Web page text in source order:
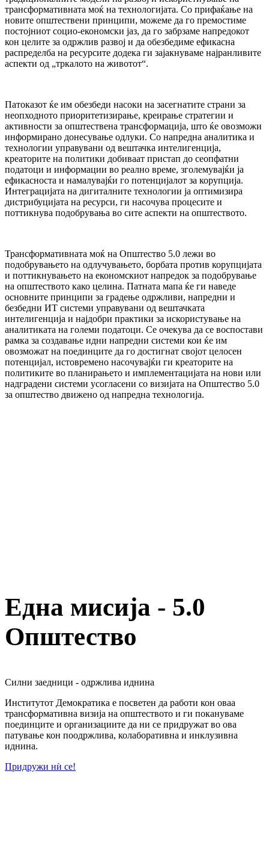
трансформативната моќ на технологијата. Со прифаќање на
новите општествени принципи, можеме да го премостиме
постојниот социо-економски јаз, да го забрзаме напредокот
кон целите за одржлив развој и да обезбедиме ефикасна
распределба на ресурсите додека ги зајакнуваме најранливите
аспекти од „тркалото на животот“.
Патоказот ќе им обезбеди насоки на засегнатите страни за
неопходното приоритетизирање, креирање стратегии и
активности за општествена трансформација, што ќе овозможи
информирано донесување одлуки. Со напредна аналитика и
технологии управувани од вештачка интелигенција,
креаторите на политики добиваат пристап до сеопфатни
податоци и информации во реално време, зголемувајќи ја
ефикасноста и намалувајќи го потенцијалот за корупција.
Интеграцијата на дигиталните технологии ја оптимизира
дистрибуцијата на ресурси, ги насочува процесите и
поттикнува подобрувања во сите аспекти на општеството.
Трансформативната моќ на Општество 5.0 лежи во
подобрувањето на одлучувањето, борбата против корупцијата
и поттикнувањето на економскиот напредок за подобрување
на општеството како целина. Патната мапа ќе ги наведе
основните принципи за градење одржливи, напредни и
безбедни ИТ системи управувани од вештачката
интелигенција и најдобри практики за искористување на
аналитиката на големи податоци. Се очекува да се воспостави
рамка за создавање идни напредни системи кои ќе им
овозможат на поединците да го достигнат својот целосен
потенцијал, истовремено насочувајќи ги креаторите на
политиките во планирањето и имплементацијата на нови или
надградени системи усогласени со визијата на Општество 5.0
за општество движено од напредна технологија.
Една мисија - 5.0
Општество
Силни заедници - одржлива иднина
Институтот Демократика е посветен да работи кон оваа
трансформативна визија на општеството и ги покануваме
поединците и организациите да ни се придружат во ова
патување кон поодржлива, колаборативна и инклузивна
иднина.
Придружи нѝ се!